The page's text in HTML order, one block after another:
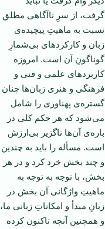
گرفت، از سرِ ناآگاهی مطلق
نسبت به ماهیتِ پیچیده‌ی
زبان و كاركردهای بی‌شمارِ
گوناگونِ آن است. امروزه
كاربردهای علمی و فنی و
فرهنگی و هنری زبان‌ها چنان
گستره‌ی پهناوری را شامل
می‌شود كه هر حكم كلی در
باره‌ی آن‌ها ناگزیر بی‌ارزش
است. مسأله را باید به چندین
و چند بخش خرد كرد و در هر
بخش، با توجه به توجه به
ماهیتِ واژگانی آن بخش در
زبانِ مبدأ و امكاناتِ زبانی ما،
و همچنین آنچه تاكنون كرده